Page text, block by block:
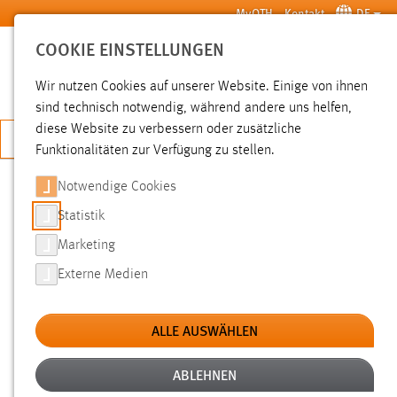
Zum Hauptinhalt springen MyOTH Kontakt DE
SUCHE
JETZT BEWERBEN
SUCHE
FILTER
Typ
Erstellungsdatum
COOKIE EINSTELLUNGEN
Wir nutzen Cookies auf unserer Website. Einige von ihnen
sind technisch notwendig, während andere uns helfen,
diese Website zu verbessern oder zusätzliche
Funktionalitäten zur Verfügung zu stellen.
Notwendige Cookies
Statistik
Marketing
Externe Medien
ALLE AUSWÄHLEN
ABLEHNEN